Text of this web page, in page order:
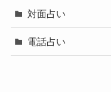
対面占い
電話占い